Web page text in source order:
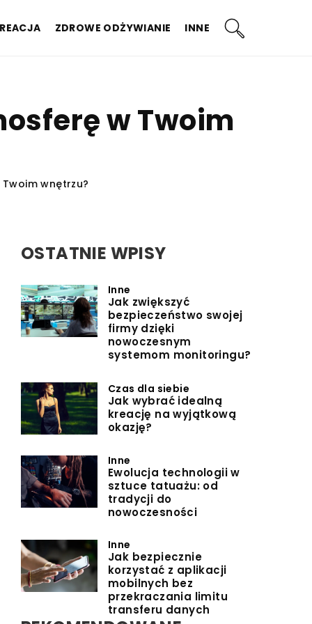
ZDROWE ODŻYWIANIE INNE
w Twoim
wnętrzu?
OSTATNIE WPISY
Inne
Jak zwiększyć
bezpieczeństwo swojej
firmy dzięki
nowoczesnym
systemom monitoringu?
Czas dla siebie
Jak wybrać idealną
kreację na wyjątkową
okazję?
Inne
Ewolucja technologii w
sztuce tatuażu: od
tradycji do
nowoczesności
Inne
Jak bezpiecznie
korzystać z aplikacji
mobilnych bez
przekraczania limitu
transferu danych